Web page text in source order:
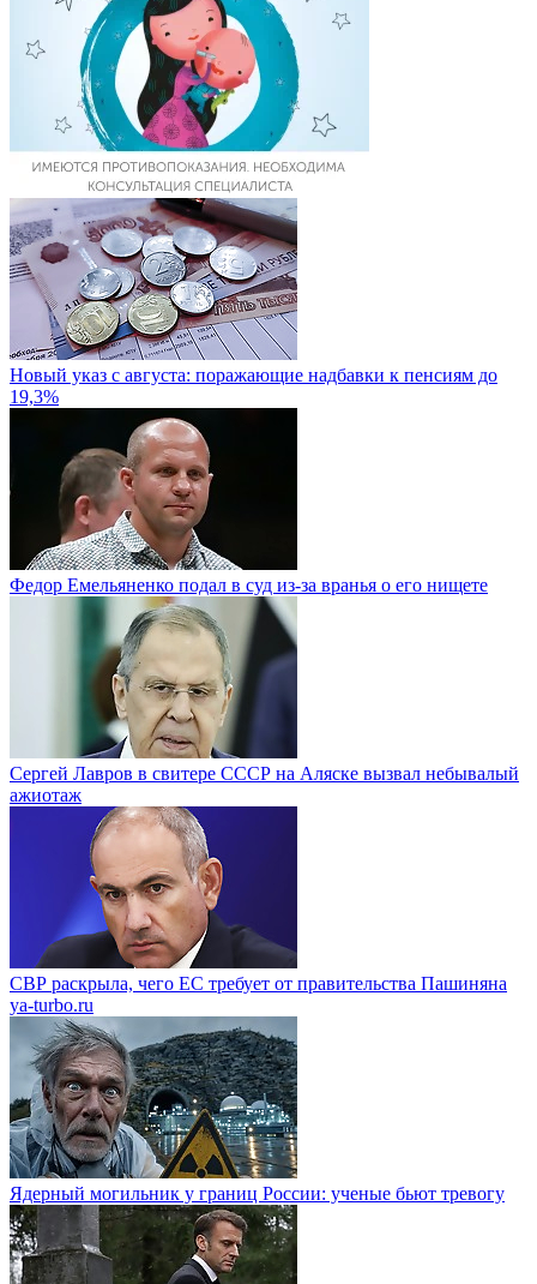
Новый указ с августа: поражающие надбавки к пенсиям до
19,3%
Федор Емельяненко подал в суд из-за вранья о его нищете
Сергей Лавров в свитере СССР на Аляске вызвал небывалый
ажиотаж
СВР раскрыла, чего ЕС требует от правительства Пашиняна
ya-turbo.ru
Ядерный могильник у границ России: ученые бьют тревогу